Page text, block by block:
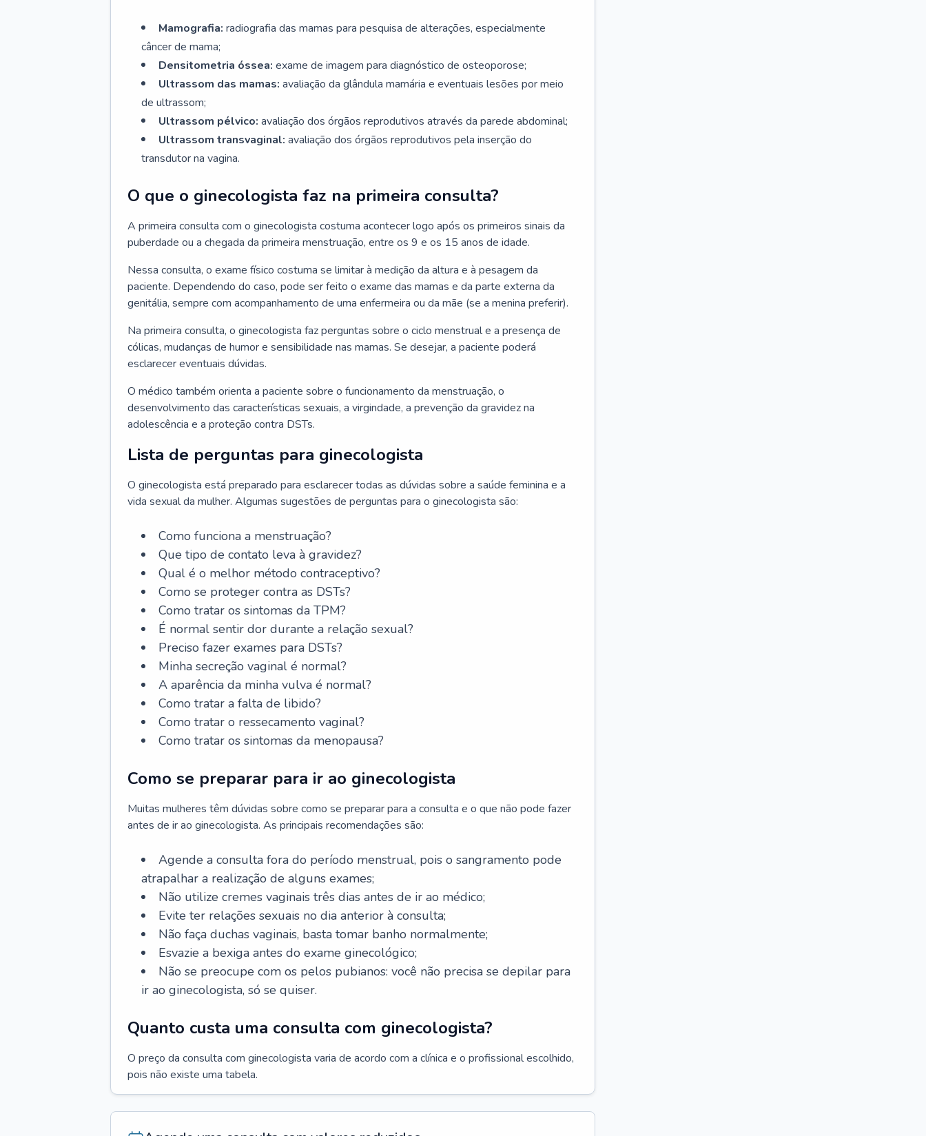
Mamografia: radiografia das mamas para pesquisa de alterações, especialmente
câncer de mama;
Densitometria óssea: exame de imagem para diagnóstico de osteoporose;
Ultrassom das mamas: avaliação da glândula mamária e eventuais lesões por meio
de ultrassom;
Ultrassom pélvico: avaliação dos órgãos reprodutivos através da parede abdominal;
Ultrassom transvaginal: avaliação dos órgãos reprodutivos pela inserção do
transdutor na vagina.
O que o ginecologista faz na primeira consulta?
A primeira consulta com o ginecologista costuma acontecer logo após os primeiros sinais da
puberdade ou a chegada da primeira menstruação, entre os 9 e os 15 anos de idade.
Nessa consulta, o exame físico costuma se limitar à medição da altura e à pesagem da
paciente. Dependendo do caso, pode ser feito o exame das mamas e da parte externa da
genitália, sempre com acompanhamento de uma enfermeira ou da mãe (se a menina preferir).
Na primeira consulta, o ginecologista faz perguntas sobre o ciclo menstrual e a presença de
cólicas, mudanças de humor e sensibilidade nas mamas. Se desejar, a paciente poderá
esclarecer eventuais dúvidas.
O médico também orienta a paciente sobre o funcionamento da menstruação, o
desenvolvimento das características sexuais, a virgindade, a prevenção da gravidez na
adolescência e a proteção contra DSTs.
Lista de perguntas para ginecologista
O ginecologista está preparado para esclarecer todas as dúvidas sobre a saúde feminina e a
vida sexual da mulher. Algumas sugestões de perguntas para o ginecologista são:
Como funciona a menstruação?
Que tipo de contato leva à gravidez?
Qual é o melhor método contraceptivo?
Como se proteger contra as DSTs?
Como tratar os sintomas da TPM?
É normal sentir dor durante a relação sexual?
Preciso fazer exames para DSTs?
Minha secreção vaginal é normal?
A aparência da minha vulva é normal?
Como tratar a falta de libido?
Como tratar o ressecamento vaginal?
Como tratar os sintomas da menopausa?
Como se preparar para ir ao ginecologista
Muitas mulheres têm dúvidas sobre como se preparar para a consulta e o que não pode fazer
antes de ir ao ginecologista. As principais recomendações são:
Agende a consulta fora do período menstrual, pois o sangramento pode
atrapalhar a realização de alguns exames;
Não utilize cremes vaginais três dias antes de ir ao médico;
Evite ter relações sexuais no dia anterior à consulta;
Não faça duchas vaginais, basta tomar banho normalmente;
Esvazie a bexiga antes do exame ginecológico;
Não se preocupe com os pelos pubianos: você não precisa se depilar para
ir ao ginecologista, só se quiser.
Quanto custa uma consulta com ginecologista?
O preço da consulta com ginecologista varia de acordo com a clínica e o profissional escolhido,
pois não existe uma tabela.